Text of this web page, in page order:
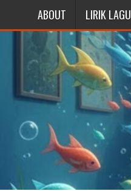
ABOUT LIRIK LAGU